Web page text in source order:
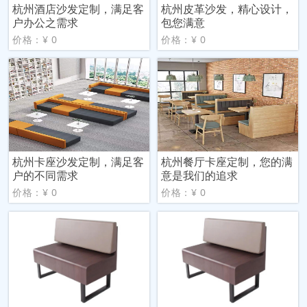
杭州酒店沙发定制，满足客
户办公之需求
价格：¥ 0
杭州皮革沙发，精心设计，
包您满意
价格：¥ 0
杭州卡座沙发定制，满足客
户的不同需求
价格：¥ 0
杭州餐厅卡座定制，您的满
意是我们的追求
价格：¥ 0